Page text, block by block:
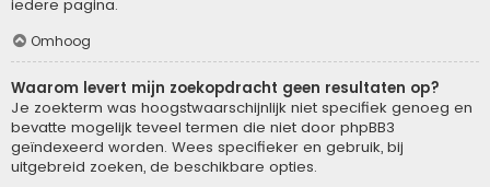
iedere pagina.
Omhoog
Waarom levert mijn zoekopdracht geen resultaten op?
Je zoekterm was hoogstwaarschijnlijk niet specifiek genoeg en
bevatte mogelijk teveel termen die niet door phpBB3
geïndexeerd worden. Wees specifieker en gebruik, bij
uitgebreid zoeken, de beschikbare opties.